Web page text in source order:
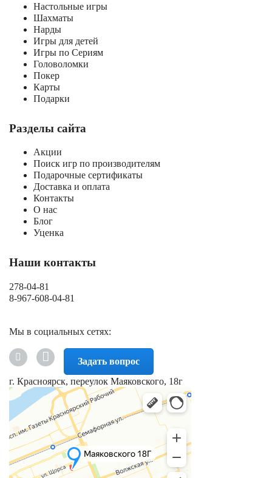
Настольные игры
Шахматы
Нарды
Игры для детей
Игры по Сериям
Головоломки
Покер
Карты
Подарки
Разделы сайта
Акции
Поиск игр по производителям
Подарочные сертификаты
Доставка и оплата
Контакты
О нас
Блог
Уценка
Наши контакты
278-04-81
8-967-608-04-81
Мы в социальных сетях:
Задать вопрос
г. Красноярск, переулок Маяковского, 18г